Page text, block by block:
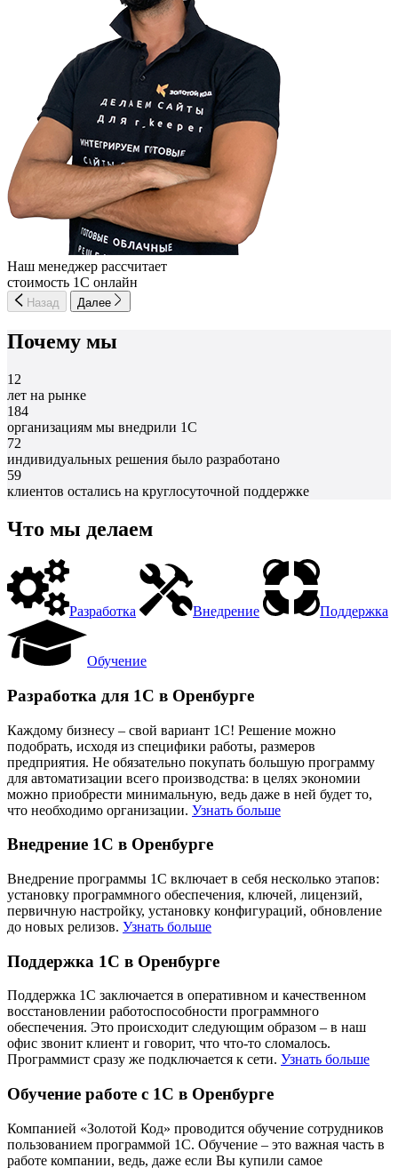
Наш менеджер рассчитает
стоимость 1С онлайн
Назад Далее
Почему мы
12
лет на рынке
184
организациям мы внедрили 1С
72
индивидуальных решения было разработано
59
клиентов остались на круглосуточной поддержке
Что мы делаем
Разработка Внедрение Поддержка
Обучение
Разработка для 1С в Оренбурге
Каждому бизнесу – свой вариант 1С! Решение можно
подобрать, исходя из специфики работы, размеров
предприятия. Не обязательно покупать большую программу
для автоматизации всего производства: в целях экономии
можно приобрести минимальную, ведь даже в ней будет то,
что необходимо организации. Узнать больше
Внедрение 1С в Оренбурге
Внедрение программы 1С включает в себя несколько этапов:
установку программного обеспечения, ключей, лицензий,
первичную настройку, установку конфигураций, обновление
до новых релизов. Узнать больше
Поддержка 1С в Оренбурге
Поддержка 1С заключается в оперативном и качественном
восстановлении работоспособности программного
обеспечения. Это происходит следующим образом – в наш
офис звонит клиент и говорит, что что-то сломалось.
Программист сразу же подключается к сети. Узнать больше
Обучение работе с 1С в Оренбурге
Компанией «Золотой Код» проводится обучение сотрудников
пользованием программой 1С. Обучение – это важная часть в
работе компании, ведь, даже если Вы купили самое